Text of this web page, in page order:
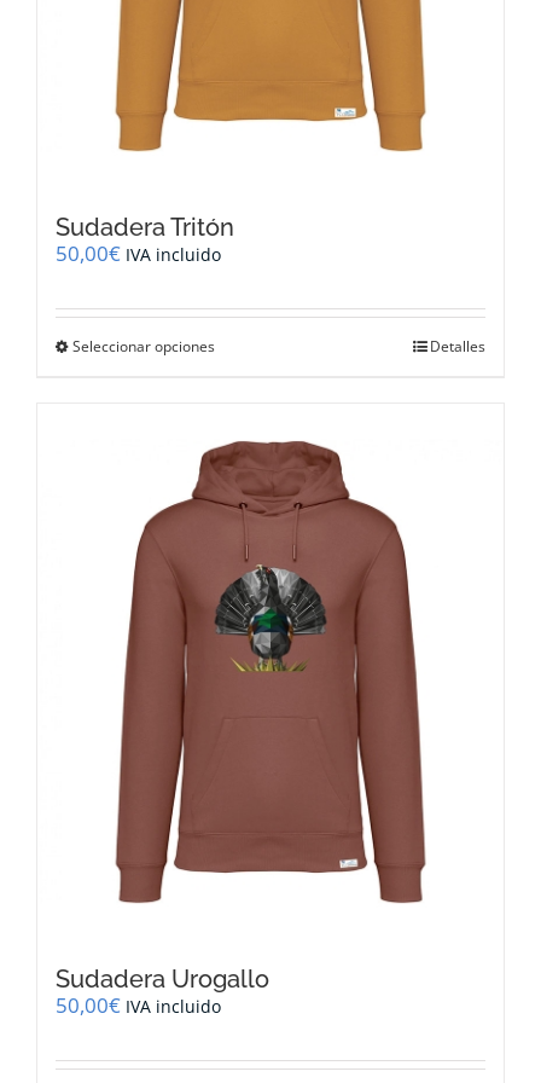
Sudadera Tritón
50,00€ IVA incluido
Seleccionar opciones
variantes.
Las
opciones
se
pueden
elegir
en
la
página
de
Detalles
Sudadera Urogallo
50,00€ IVA incluido